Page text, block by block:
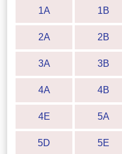
1A 1B
2A 2B
3A 3B
4A 4B
4E 5A
5D 5E